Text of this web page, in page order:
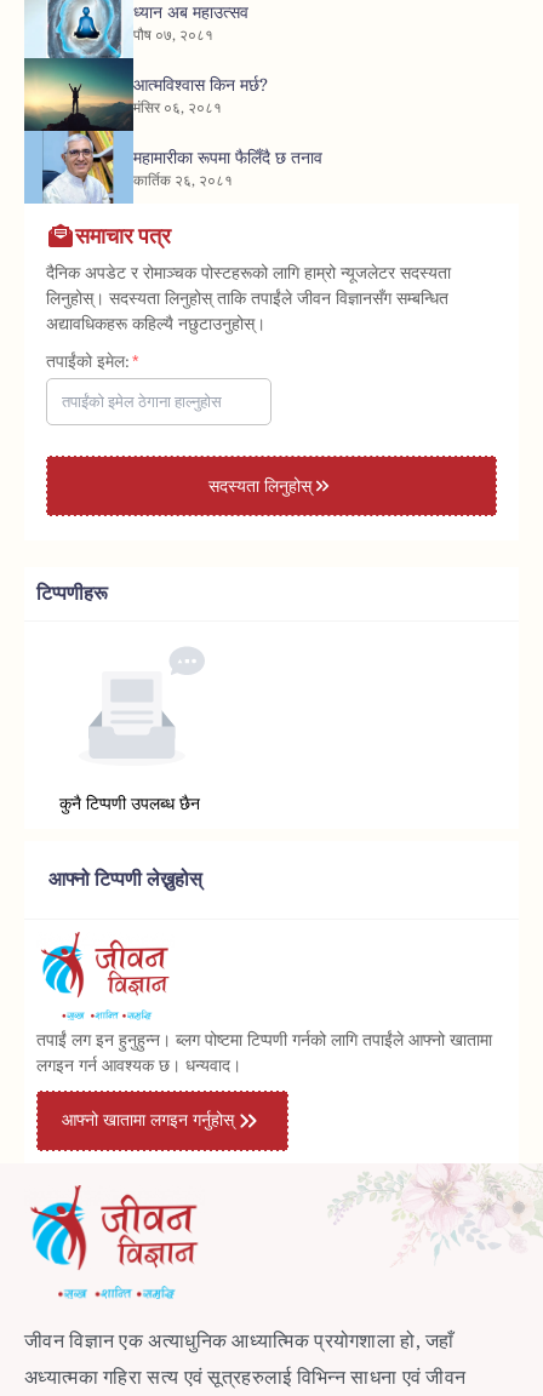
ध्यान अब महाउत्सव
पौष ०७, २०८१
आत्मविश्वास किन मर्छ?
मंसिर ०६, २०८१
महामारीका रूपमा फैलिँदै छ तनाव
कार्तिक २६, २०८१
समाचार पत्र
दैनिक अपडेट र रोमाञ्चक पोस्टहरूको लागि हाम्रो न्यूजलेटर सदस्यता
लिनुहोस्। सदस्यता लिनुहोस् ताकि तपाईंले जीवन विज्ञानसँग सम्बन्धित
अद्यावधिकहरू कहिल्यै नछुटाउनुहोस्।
तपाईंको इमेल:
सदस्यता लिनुहोस्
टिप्पणीहरू
कुनै टिप्पणी उपलब्ध छैन
आफ्नो टिप्पणी लेख्नुहोस्
तपाईं लग इन हुनुहुन्न। ब्लग पोष्टमा टिप्पणी गर्नको लागि तपाईंले आफ्नो खातामा
लगइन गर्न आवश्यक छ। धन्यवाद।
आफ्नो खातामा लगइन गर्नुहोस्
जीवन विज्ञान एक अत्याधुनिक आध्यात्मिक प्रयोगशाला हो, जहाँ
अध्यात्मका गहिरा सत्य एवं सूत्रहरुलाई विभिन्न साधना एवं जीवन